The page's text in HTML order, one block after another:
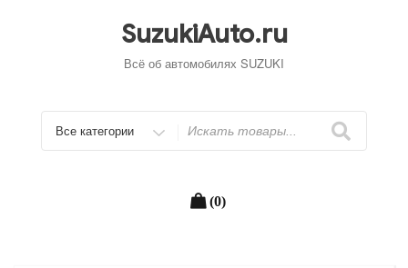
SuzukiAuto.ru
Всё об автомобилях SUZUKI
Искать
(0)